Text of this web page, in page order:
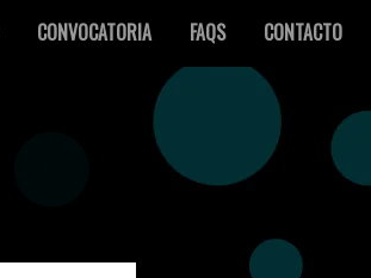
CONVOCATORIA FAQS CONTACTO